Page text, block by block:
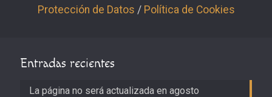
Protección de Datos / Política de Cookies
Entradas recientes
La página no será actualizada en agosto